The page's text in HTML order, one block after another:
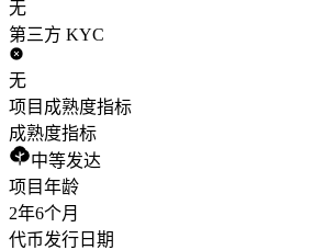
无
第三方 KYC
无
项目成熟度指标
成熟度指标
中等发达
项目年龄
2年6个月
代币发行日期